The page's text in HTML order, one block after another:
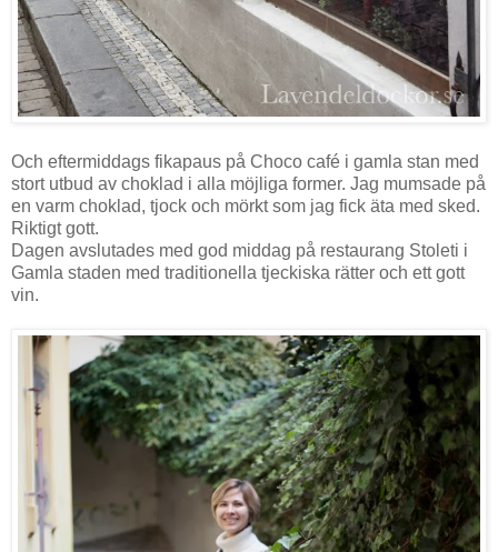
Och eftermiddags fikapaus på Choco café i gamla stan med
stort utbud av choklad i alla möjliga former. Jag mumsade på
en varm choklad, tjock och mörkt som jag fick äta med sked.
Riktigt gott.
Dagen avslutades med god middag på restaurang Stoleti i
Gamla staden med traditionella tjeckiska rätter och ett gott
vin.